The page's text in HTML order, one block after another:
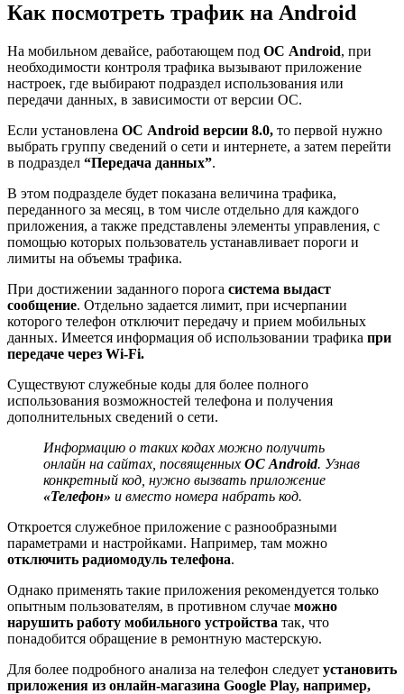
Как посмотреть трафик на Android
На мобильном девайсе, работающем под ОС Android, при
необходимости контроля трафика вызывают приложение
настроек, где выбирают подраздел использования или
передачи данных, в зависимости от версии ОС.
Если установлена ОС Android версии 8.0, то первой нужно
выбрать группу сведений о сети и интернете, а затем перейти
в подраздел “Передача данных”.
В этом подразделе будет показана величина трафика,
переданного за месяц, в том числе отдельно для каждого
приложения, а также представлены элементы управления, с
помощью которых пользователь устанавливает пороги и
лимиты на объемы трафика.
При достижении заданного порога система выдаст
сообщение. Отдельно задается лимит, при исчерпании
которого телефон отключит передачу и прием мобильных
данных. Имеется информация об использовании трафика при
передаче через Wi-Fi.
Существуют служебные коды для более полного
использования возможностей телефона и получения
дополнительных сведений о сети.
Информацию о таких кодах можно получить
онлайн на сайтах, посвященных ОС Android. Узнав
конкретный код, нужно вызвать приложение
«Телефон» и вместо номера набрать код.
Откроется служебное приложение с разнообразными
параметрами и настройками. Например, там можно
отключить радиомодуль телефона.
Однако применять такие приложения рекомендуется только
опытным пользователям, в противном случае можно
нарушить работу мобильного устройства так, что
понадобится обращение в ремонтную мастерскую.
Для более подробного анализа на телефон следует установить
приложения из онлайн-магазина Google Play, например,